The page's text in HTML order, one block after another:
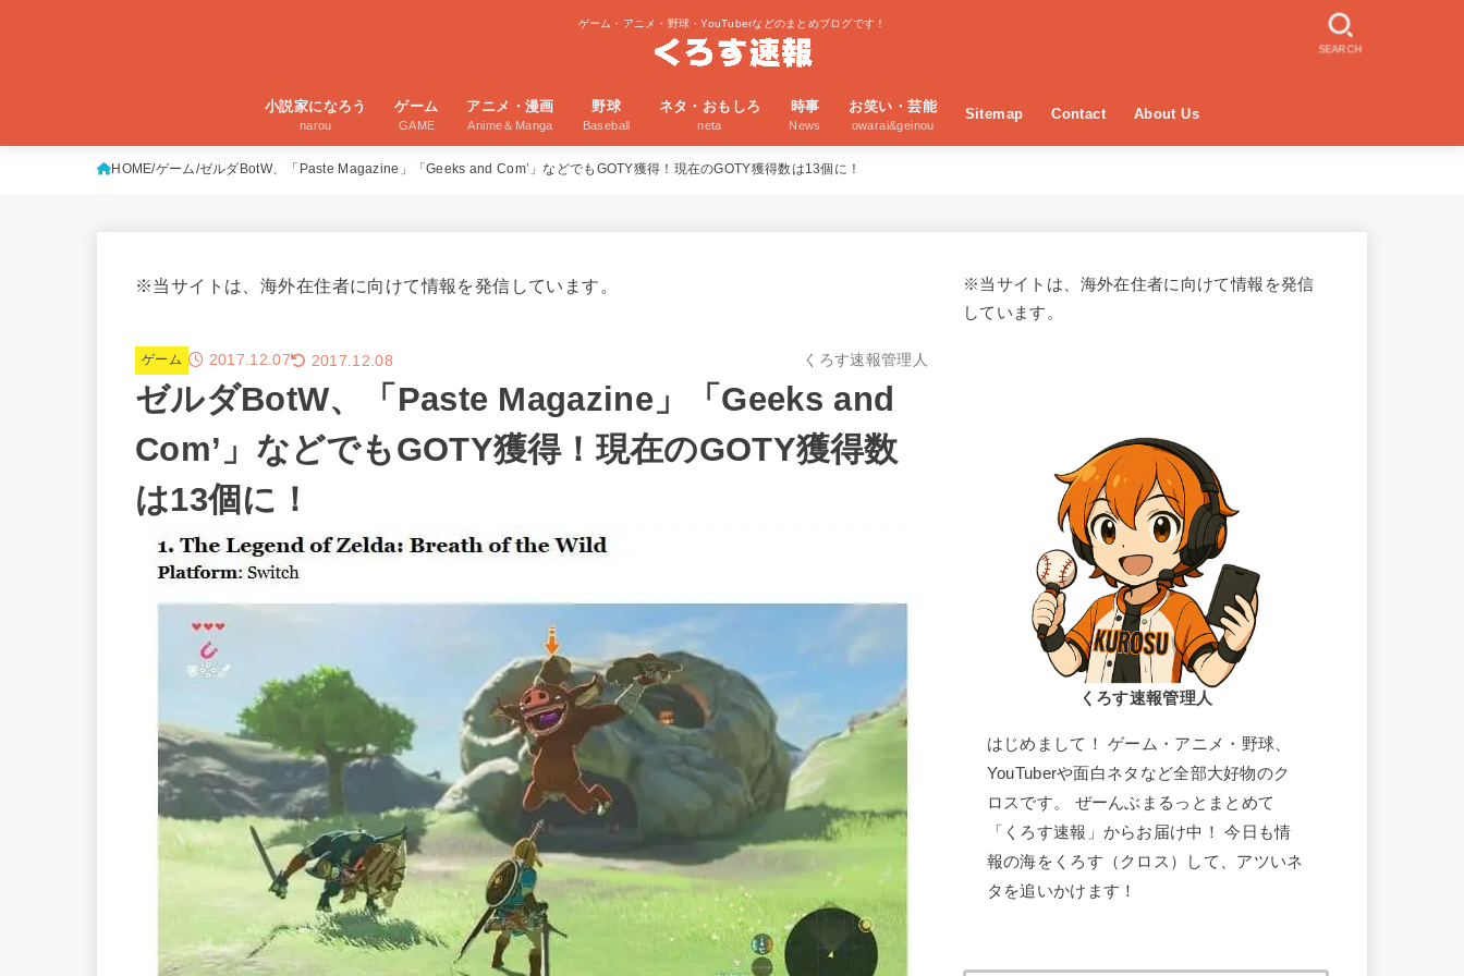
ゲーム・アニメ・野球・YouTuberなどのまとめブログです！
小説家になろう
narou
ゲーム
GAME
アニメ・漫画
Anime＆Manga
野球
Baseball
ネタ・おもしろ
neta
時事
News
お笑い・芸能
owarai&geinou
Sitemap Contact About Us
SEARCH
HOME ゲーム ゼルダBotW、「Paste Magazine」「Geeks and Com’」などでもGOTY獲得！現在のGOTY獲得数は13個に！
※当サイトは、海外在住者に向けて情報を発信しています。
ゲーム 2017.12.07 2017.12.08 くろす速報管理人
ゼルダBotW、「Paste Magazine」「Geeks and
Com’」などでもGOTY獲得！現在のGOTY獲得数
は13個に！
※当サイトは、海外在住者に向けて情報を発信
しています。
くろす速報管理人
はじめまして！ ゲーム・アニメ・野球、
YouTuberや面白ネタなど全部大好物のク
ロスです。 ぜーんぶまるっとまとめて
「くろす速報」からお届け中！ 今日も情
報の海をくろす（クロス）して、アツいネ
タを追いかけます！